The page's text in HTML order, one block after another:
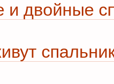
и двойные